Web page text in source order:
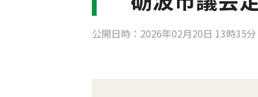
公開日時：2026年02月20日 13時35分